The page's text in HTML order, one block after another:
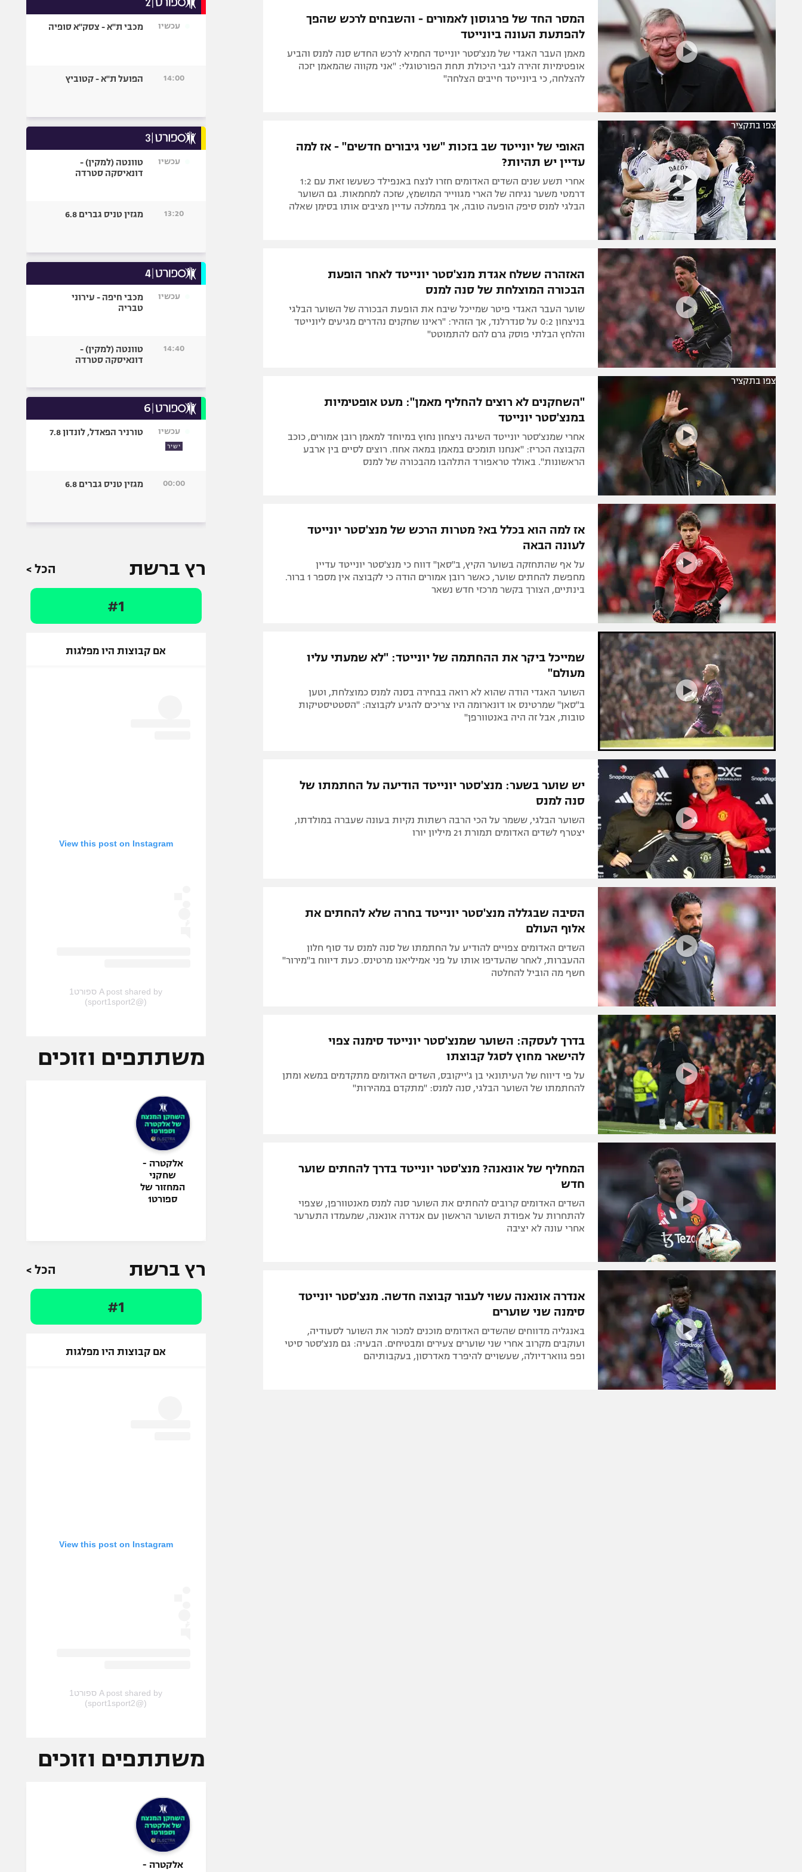
תקנון משתתפים וזוכים בפרסים
תקנון עבור פעילות אלקטרה
תקנון עבור פעילות ספורט 1 – "מרלן"
טניס
גיימינג E-Sports
תנאי שימוש
מדיניות פרטיות
תקנון פעילות ספורט 1
רשיון להקרנה פומבית לבית עסק
הצטרפות לחבילת הערוצים
לוח דרושים – ג'ובנט
תגיות
המגזין
הפועל באר שבע
מכבי נתניה
בני יהודה
ספורט מוטורי
בייסבול MLB
גיימינג E-Sports
המסר החד של פרגוסון לאמורים - והשבחים לרכש שהפך
להפתעת העונה ביונייטד
מאמן העבר האגדי של מנצ'סטר יונייטד החמיא לרכש החדש סנה למנס והביע
אופטימיות זהירה לגבי היכולת תחת הפורטוגלי: "אני מקווה שהמאמן יזכה
להצלחה, כי ביונייטד חייבים הצלחה"
צפו בתקציר
האופי של יונייטד שב בזכות "שני גיבורים חדשים" - אז למה
עדיין יש תהיות?
אחרי תשע שנים השדים האדומים חזרו לנצח באנפילד כשעשו זאת עם 1:2
דרמטי משער נגיחה של הארי מגווייר המושמץ, שזכה למחמאות. גם השוער
הבלגי למנס סיפק הופעה טובה, אך בממלכה עדיין מציבים אותו בסימן שאלה
האזהרה ששלח אגדת מנצ'סטר יונייטד לאחר הופעת
הבכורה המוצלחת של סנה למנס
שוער העבר האגדי פיטר שמייכל שיבח את הופעת הבכורה של השוער הבלגי
בניצחון 0:2 על סנדרלנד, אך הזהיר: "ראינו שחקנים נהדרים מגיעים ליונייטד
והלחץ הבלתי פוסק גרם להם להתמוטט"
צפו בתקציר
"השחקנים לא רוצים להחליף מאמן": מעט אופטימיות
במנצ'סטר יונייטד
אחרי שמנצ'סטר יונייטד השיגה ניצחון נחוץ במיוחד למאמן רובן אמורים, כוכב
הקבוצה הכריז: "אנחנו תומכים במאמן במאה אחוז. רוצים לסיים בין ארבע
הראשונות". באולד טראפורד התלהבו מהבכורה של למנס
אז למה הוא בכלל בא? מטרות הרכש של מנצ'סטר יונייטד
לעונה הבאה
על אף שהתחזקה בשוער הקיץ, ב"סאן" דווח כי מנצ'סטר יונייטד עדיין
מחפשת להחתים שוער, כאשר רובן אמורים הודה כי לקבוצה אין מספר 1 ברור.
בינתיים, הצורך בקשר מרכזי חדש נשאר
שמייכל ביקר את ההחתמה של יונייטד: "לא שמעתי עליו
מעולם"
השוער האגדי הודה שהוא לא רואה בבחירה בסנה למנס כמוצלחת, וטען
ב"סאן" שמרטינס או דונארומה היו צריכים להגיע לקבוצה: "הסטטיסטיקות
טובות, אבל זה היה באנטוורפן"
יש שוער בשער: מנצ'סטר יונייטד הודיעה על החתמתו של
סנה למנס
השוער הבלגי, ששמר על הכי הרבה רשתות נקיות בעונה שעברה במולדתו,
יצטרף לשדים האדומים תמורת 21 מיליון יורו
הסיבה שבגללה מנצ'סטר יונייטד בחרה שלא להחתים את
אלוף העולם
השדים האדומים צפויים להודיע על החתמתו של סנה למנס עד סוף חלון
ההעברות, לאחר שהעדיפו אותו על פני אמיליאנו מרטינס. כעת דיווח ב"מירור"
חשף מה הוביל להחלטה
בדרך לעסקה: השוער שמנצ'סטר יונייטד סימנה צפוי
להישאר מחוץ לסגל קבוצתו
על פי דיווח של העיתונאי בן ג'ייקובס, השדים האדומים מתקדמים במשא ומתן
להחתמתו של השוער הבלגי, סנה למנס: "מתקדם במהירות"
המחליף של אונאנה? מנצ'סטר יונייטד בדרך להחתים שוער
חדש
השדים האדומים קרובים להחתים את השוער סנה למנס מאנטוורפן, שצפוי
להתחרות על אפודת השוער הראשון עם אנדרה אונאנה, שמעמדו התערער
אחרי עונה לא יציבה
אנדרה אונאנה עשוי לעבור קבוצה חדשה. מנצ'סטר יונייטד
סימנה שני שוערים
באנגליה מדווחים שהשדים האדומים מוכנים למכור את השוער לסעודיה,
ועוקבים מקרוב אחרי שני שוערים צעירים ומבטיחים. הבעיה: גם מנצ'סטר סיטי
ופפ גווארדיולה, שעשויים להיפרד מאדרסון, בעקבותיהם
עכשיו מכבי ת"א - צסק"א סופיה
14:00 הפועל ת"א - קטוביץ
עכשיו
טוונטה (למקין) -
דונאיסקה סטרדה
13:20 מגזין טניס גברים 6.8
עכשיו
מכבי חיפה - עירוני
טבריה
14:40
טוונטה (למקין) -
דונאיסקה סטרדה
עכשיו
ישיר
טורניר הפאדל, לונדון 7.8
00:00 מגזין טניס גברים 6.8
רץ ברשת הכל >
#1
אם קבוצות היו מפלגות
View this post on Instagram
A post shared by ספורט1
(@sport1sport2)
משתתפים וזוכים
אלקטרה -
שחקני
המחזור של
ספורט1
רץ ברשת הכל >
#1
אם קבוצות היו מפלגות
View this post on Instagram
A post shared by ספורט1
(@sport1sport2)
משתתפים וזוכים
אלקטרה -